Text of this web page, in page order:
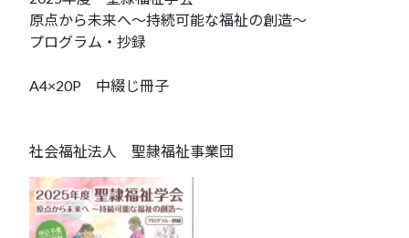
原点から未来へ～持続可能な福祉の創造～
プログラム・抄録
A4×20P 中綴じ冊子
社会福祉法人 聖隷福祉事業団